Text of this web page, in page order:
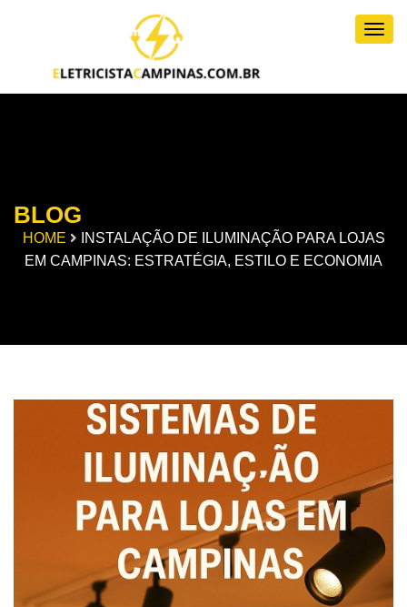
BLOG
HOME
INSTALAÇÃO DE ILUMINAÇÃO PARA LOJAS
EM CAMPINAS: ESTRATÉGIA, ESTILO E ECONOMIA